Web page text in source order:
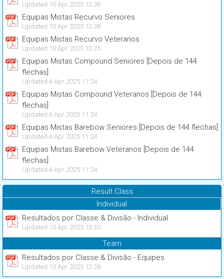
Updated 10 Apr 2025 13:26
Equipas Mistas Recurvo Seniores
Updated 10 Apr 2025 13:28
Equipas Mistas Recurvo Veteranos
Updated 10 Apr 2025 13:25
Equipas Mistas Compound Seniores [Depois de 144
flechas]
Updated 6 Apr 2025 11:24
Equipas Mistas Compound Veteranos [Depois de 144
flechas]
Updated 6 Apr 2025 11:24
Equipas Mistas Barebow Seniores [Depois de 144 flechas]
Updated 6 Apr 2025 11:24
Equipas Mistas Barebow Veteranos [Depois de 144
flechas]
Updated 6 Apr 2025 11:24
Result Class
Individual
Resultados por Classe & Divisão - Individual
Updated 10 Apr 2025 13:30
Team
Resultados por Classe & Divisão - Equipes
Updated 10 Apr 2025 13:28